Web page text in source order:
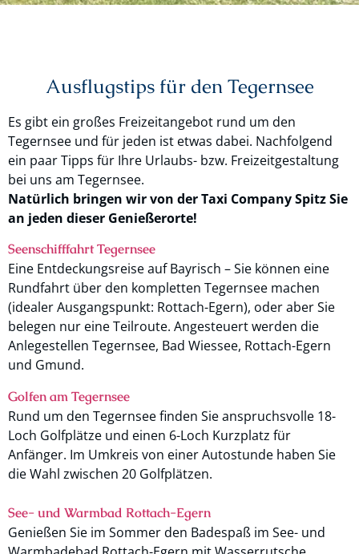
Ausflugstips für den Tegernsee
Es gibt ein großes Freizeitangebot rund um den
Tegernsee und für jeden ist etwas dabei. Nachfolgend
ein paar Tipps für Ihre Urlaubs- bzw. Freizeitgestaltung
bei uns am Tegernsee.
Natürlich bringen wir von der Taxi Company Spitz Sie
an jeden dieser Genießerorte!
Seenschifffahrt Tegernsee
Eine Entdeckungsreise auf Bayrisch – Sie können eine
Rundfahrt über den kompletten Tegernsee machen
(idealer Ausgangspunkt: Rottach-Egern), oder aber Sie
belegen nur eine Teilroute. Angesteuert werden die
Anlegestellen Tegernsee, Bad Wiessee, Rottach-Egern
und Gmund.
Golfen am Tegernsee
Rund um den Tegernsee finden Sie anspruchsvolle 18-
Loch Golfplätze und einen 6-Loch Kurzplatz für
Anfänger. Im Umkreis von einer Autostunde haben Sie
die Wahl zwischen 20 Golfplätzen.
See- und Warmbad Rottach-Egern
Genießen Sie im Sommer den Badespaß im See- und